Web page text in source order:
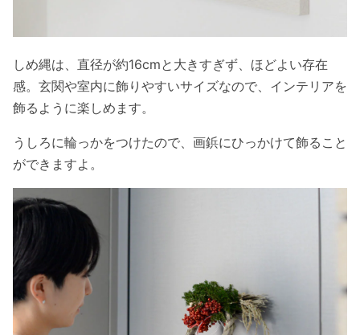
しめ縄は、直径が約16cmと大きすぎず、ほどよい存在
感。玄関や室内に飾りやすいサイズなので、インテリアを
飾るように楽しめます。
うしろに輪っかをつけたので、画鋲にひっかけて飾ること
ができますよ。